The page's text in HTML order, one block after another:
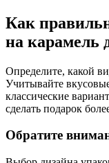
Как
на карамель
Определите, какой
Учитывайте
классические
сделать подарок
Обратите